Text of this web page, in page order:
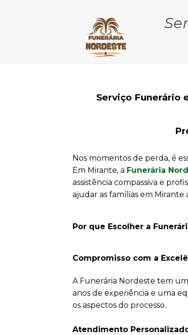
Serviço Funerário
Nos momentos de perda, é
Em Mirante, a Funerária
assistência compassiva e
ajudar as famílias em
Por que Escolher a
Compromisso com a
A Funerária Nordeste tem
anos de experiência e uma
os aspectos do processo.
Atendimento